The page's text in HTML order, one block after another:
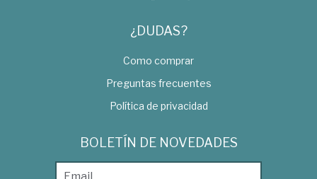
¿DUDAS?
Como comprar
Preguntas frecuentes
Política de privacidad
BOLETÍN DE NOVEDADES